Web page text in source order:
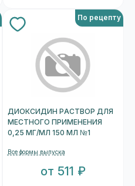
По рецепту
ДИОКСИДИН РАСТВОР ДЛЯ
МЕСТНОГО ПРИМЕНЕНИЯ
0,25 МГ/МЛ 150 МЛ №1
Все формы выпуска
от 511 ₽